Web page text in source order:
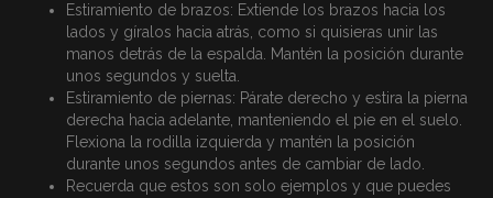
Estiramiento de brazos: Extiende los brazos hacia los
lados y gíralos hacia atrás, como si quisieras unir las
manos detrás de la espalda. Mantén la posición durante
unos segundos y suelta.
Estiramiento de piernas: Párate derecho y estira la pierna
derecha hacia adelante, manteniendo el pie en el suelo.
Flexiona la rodilla izquierda y mantén la posición
durante unos segundos antes de cambiar de lado.
Recuerda que estos son solo ejemplos y que puedes